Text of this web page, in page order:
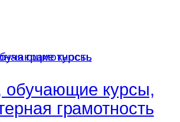
обучающие курсы,
грамотность